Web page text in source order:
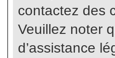
contactez des
Veuillez noter
d’assistance